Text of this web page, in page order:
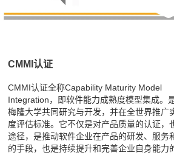
CMMI认证
CMMI认证全称Capability Maturity Model
Integration，即软件能力成熟度模型集成。
梅隆大学共同研究与开发，并在全世界推广
度评估标准。它不仅是对产品质量的认证，
途径，是推动软件企业在产品的研发、服务
的手段，也是持续提升和完善企业自身能力